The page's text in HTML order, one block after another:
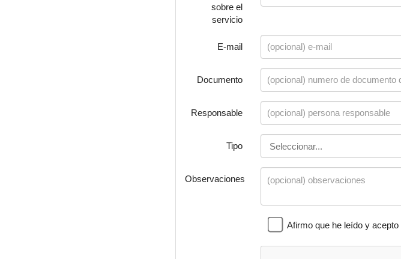
sobre el
servicio
E-mail
Documento
Responsable
Tipo
Observaciones
Afirmo que he leído y